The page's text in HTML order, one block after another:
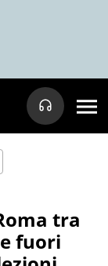
tra
fuori